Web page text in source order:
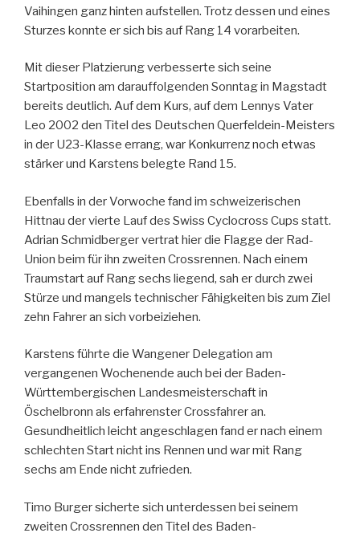
Vaihingen ganz hinten aufstellen. Trotz dessen und eines
Sturzes konnte er sich bis auf Rang 14 vorarbeiten.
Mit dieser Platzierung verbesserte sich seine
Startposition am darauffolgenden Sonntag in Magstadt
bereits deutlich. Auf dem Kurs, auf dem Lennys Vater
Leo 2002 den Titel des Deutschen Querfeldein-Meisters
in der U23-Klasse errang, war Konkurrenz noch etwas
stärker und Karstens belegte Rand 15.
Ebenfalls in der Vorwoche fand im schweizerischen
Hittnau der vierte Lauf des Swiss Cyclocross Cups statt.
Adrian Schmidberger vertrat hier die Flagge der Rad-
Union beim für ihn zweiten Crossrennen. Nach einem
Traumstart auf Rang sechs liegend, sah er durch zwei
Stürze und mangels technischer Fähigkeiten bis zum Ziel
zehn Fahrer an sich vorbeiziehen.
Karstens führte die Wangener Delegation am
vergangenen Wochenende auch bei der Baden-
Württembergischen Landesmeisterschaft in
Öschelbronn als erfahrenster Crossfahrer an.
Gesundheitlich leicht angeschlagen fand er nach einem
schlechten Start nicht ins Rennen und war mit Rang
sechs am Ende nicht zufrieden.
Timo Burger sicherte sich unterdessen bei seinem
zweiten Crossrennen den Titel des Baden-